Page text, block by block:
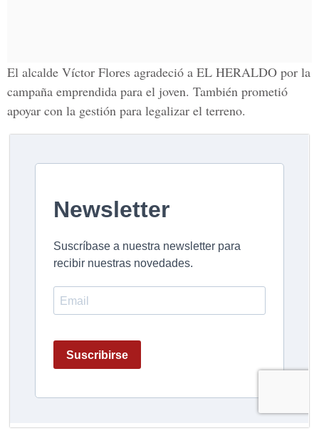
El alcalde Víctor Flores agradeció a EL HERALDO por la
campaña emprendida para el joven. También prometió
apoyar con la gestión para legalizar el terreno.